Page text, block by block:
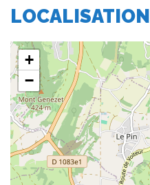
LOCALISATION
+
−